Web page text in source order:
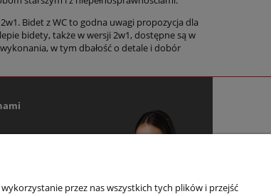
Bidet z WC to godna uwagi propozycja dla
bidety, także w wersji 2w1, dostępne są w
w tym dbałość o detale i dobór
przez nas wszystkich tych plików i przejść